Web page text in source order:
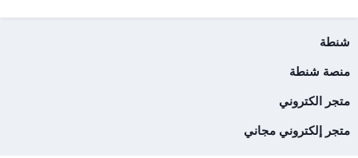
شنطة
منصة شنطة
متجر الكتروني
متجر إلكتروني مجاني